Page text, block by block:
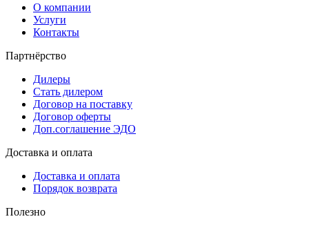
О компании
Услуги
Контакты
Партнёрство
Дилеры
Стать дилером
Договор на поставку
Договор оферты
Доп.соглашение ЭДО
Доставка и оплата
Доставка и оплата
Порядок возврата
Полезно